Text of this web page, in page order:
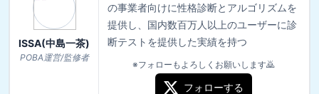
ISSA(中島一茶)
POBA運営/監修者
の事業者向けに性格診断とアルゴリズムを
提供し、国内数百万人以上のユーザーに診
断テストを提供した実績を持つ
※フォローもよろしくお願いします🙇
フォローする